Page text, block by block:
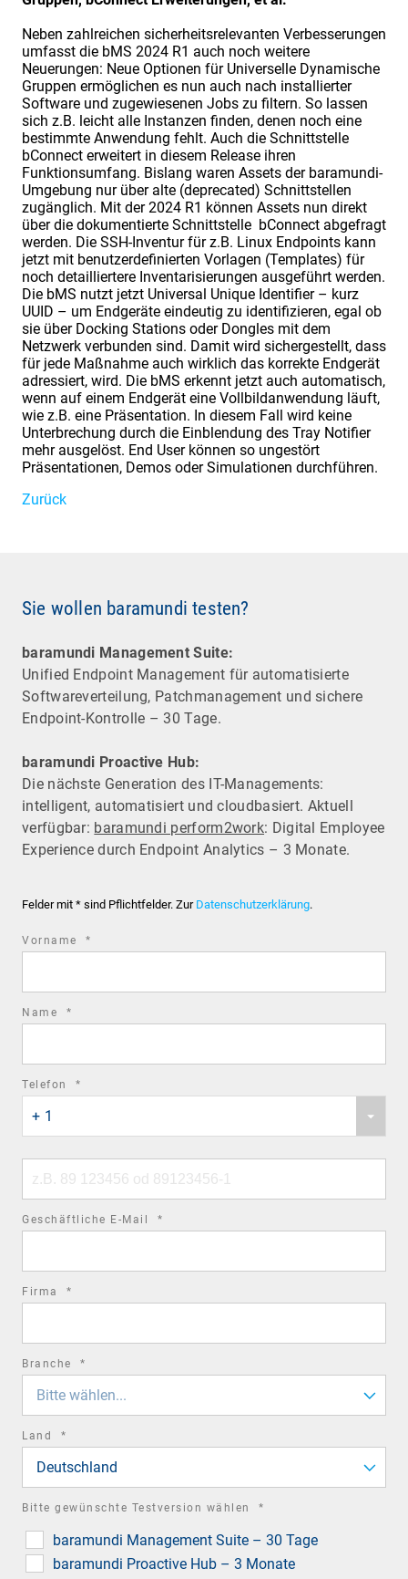
Neben zahlreichen sicherheitsrelevanten Verbesserungen
umfasst die bMS 2024 R1 auch noch weitere
Neuerungen: Neue Optionen für Universelle Dynamische
Gruppen ermöglichen es nun auch nach installierter
Software und zugewiesenen Jobs zu filtern. So lassen
sich z.B. leicht alle Instanzen finden, denen noch eine
bestimmte Anwendung fehlt. Auch die Schnittstelle
bConnect erweitert in diesem Release ihren
Funktionsumfang. Bislang waren Assets der baramundi-
Umgebung nur über alte (deprecated) Schnittstellen
zugänglich. Mit der 2024 R1 können Assets nun direkt
über die dokumentierte Schnittstelle bConnect abgefragt
werden. Die SSH-Inventur für z.B. Linux Endpoints kann
jetzt mit benutzerdefinierten Vorlagen (Templates) für
noch detailliertere Inventarisierungen ausgeführt werden.
Die bMS nutzt jetzt Universal Unique Identifier – kurz
UUID – um Endgeräte eindeutig zu identifizieren, egal ob
sie über Docking Stations oder Dongles mit dem
Netzwerk verbunden sind. Damit wird sichergestellt, dass
für jede Maßnahme auch wirklich das korrekte Endgerät
adressiert, wird. Die bMS erkennt jetzt auch automatisch,
wenn auf einem Endgerät eine Vollbildanwendung läuft,
wie z.B. eine Präsentation. In diesem Fall wird keine
Unterbrechung durch die Einblendung des Tray Notifier
mehr ausgelöst. End User können so ungestört
Präsentationen, Demos oder Simulationen durchführen.
Zurück
Sie wollen baramundi testen?
baramundi Management Suite:
Unified Endpoint Management für automatisierte
Software­verteilung, Patchmanagement und sichere
Endpoint-Kontrolle – 30 Tage.
baramundi Proactive Hub:
Die nächste Generation des IT-Managements:
intelligent, automatisiert und cloudbasiert. Aktuell
verfügbar: baramundi perform2work: Digital Employee
Experience durch Endpoint Analytics – 3 Monate.
Felder mit * sind Pflichtfelder. Zur Datenschutzerklärung.
Vorname *
Name *
Telefon *
country
code
+ 1
number
Geschäftliche E-Mail *
Firma *
Branche *
Bitte wählen...
Land *
Deutschland
Bitte gewünschte Testversion wählen *
baramundi Management Suite – 30 Tage
baramundi Proactive Hub – 3 Monate